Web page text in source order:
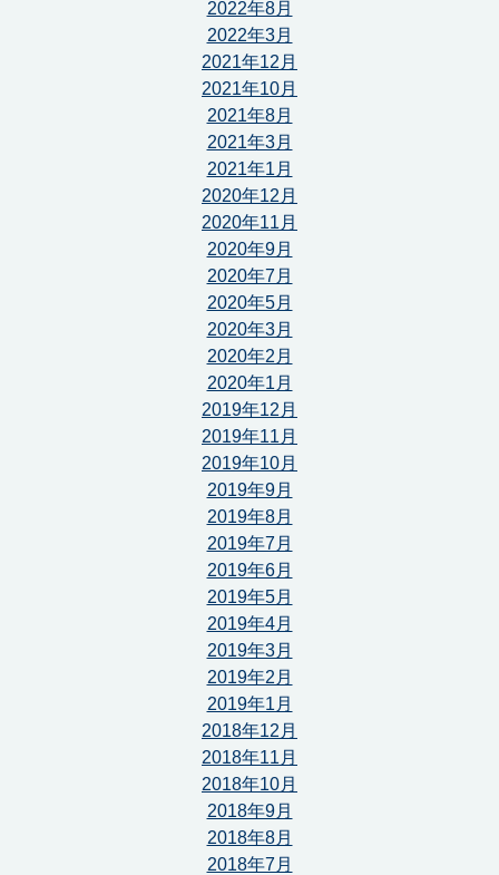
2022年8月
2022年3月
2021年12月
2021年10月
2021年8月
2021年3月
2021年1月
2020年12月
2020年11月
2020年9月
2020年7月
2020年5月
2020年3月
2020年2月
2020年1月
2019年12月
2019年11月
2019年10月
2019年9月
2019年8月
2019年7月
2019年6月
2019年5月
2019年4月
2019年3月
2019年2月
2019年1月
2018年12月
2018年11月
2018年10月
2018年9月
2018年8月
2018年7月